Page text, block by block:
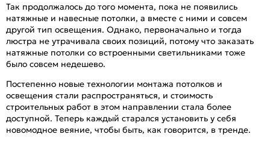
Так продолжалось до того момента, пока не появились
натяжные и навесные потолки, а вместе с ними и совсем
другой тип освещения. Однако, первоначально и тогда
люстра не утрачивала своих позиций, потому что заказать
натяжные потолки со встроенными светильниками тоже
было совсем недешево.
Постепенно новые технологии монтажа потолков и
освещения стали распространяться, и стоимость
строительных работ в этом направлении стала более
доступной. Теперь каждый старался установить у себя
новомодное веяние, чтобы быть, как говорится, в тренде.